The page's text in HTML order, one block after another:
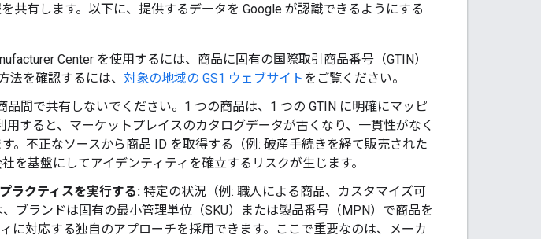
共有します。以下に、提供するデータを Google が認識できるようにする
Center を使用するには、商品に固有の国際取引商品番号（GTIN）
法を確認するには、 対象の地域の GS1 ウェブサイトをご覧ください。
品間で共有しないでください。1 つの商品は、1 つの GTIN に明確にマッピ
用すると、マーケットプレイスのカタログデータが古くなり、一貫性がなく
。不正なソースから商品 ID を取得する（例: 破産手続きを経て販売された
を基盤にしてアイデンティティを確立するリスクが生じます。
ラクティスを実行する: 特定の状況（例: 職人による商品、カスタマイズ可
ブランドは固有の最小管理単位（SKU）または製品番号（MPN）で商品を
に対応する独自のアプローチを採用できます。ここで重要なのは、メーカ